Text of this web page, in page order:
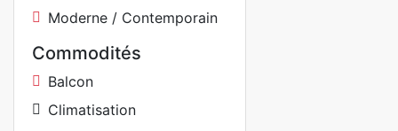
Moderne / Contemporain
Commodités
Balcon
Climatisation